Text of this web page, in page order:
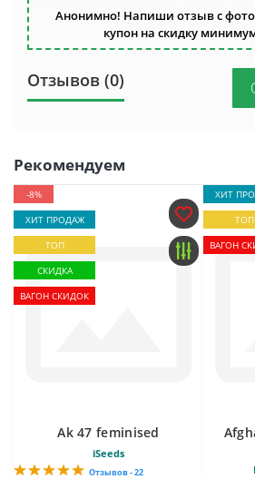
Анонимно! Напиши отзыв с фото
купон на скидку
Отзывов (0)
Рекомендуем
-8%
ХИТ ПРОДАЖ
ТОП
СКИДКА
ВАГОН СКИДОК
Ak 47 feminised
iSeeds
Отзывов - 22
ХИТ
ТОП
ВАГОН